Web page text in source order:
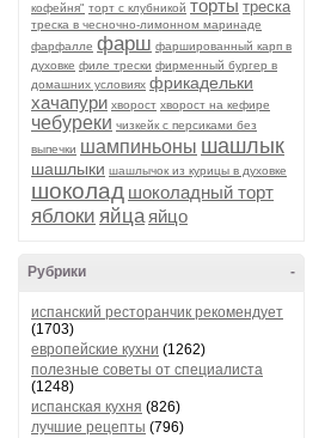
кофейня" торт с клубникой торты треска
треска в чесночно-лимонном маринаде
фарфалле фарш фаршированный карп в
духовке филе трески фирменный бургер в
домашних условиях фрикадельки
хачапури хворост хворост на кефире
чебуреки чизкейк с персиками без
выпечки шампиньоны шашлык
шашлыки шашлычок из курицы в духовке
шоколад шоколадный торт
яблоки яйца яйцо
-
Рубрики
испанский ресторанчик рекомендует
(1703)
европейские кухни (1262)
полезные советы от специалиста
(1248)
испанская кухня (826)
лучшие рецепты (796)